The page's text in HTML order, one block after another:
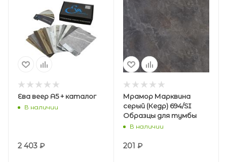
Ева веер А5 + каталог
В наличии
2 403 ₽
Мрамор Марквина
серый (Кедр) 694/SI
Образцы для тумбы
В наличии
201 ₽